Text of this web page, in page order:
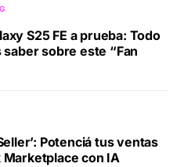
S25 FE a prueba: Todo
saber sobre este “Fan
Potenciá tus ventas
Marketplace con IA